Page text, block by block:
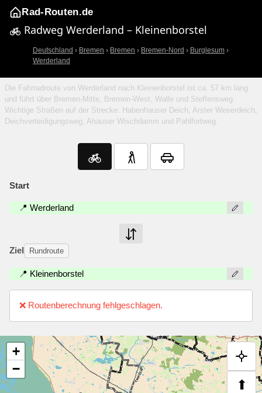
Rad-Routen.de
Radweg Werderland – Kleinenborstel
Deutschland › Bremen › Bremen › Bremen-Nord › Burglesum ›
Werderland
Die Fahrradroute von Werderland nach Kleinenborstel ist ca. 57 km lang
und führt über Bremen-Mitte, Bremen-West, Walle und Steffensweg.
Wichtige Straßen auf der Strecke: Habenhauser Deich, Arster Weserdeich,
Deichverteidigungsweg, Ahauser Wischdamm und Pahlfortweg.
Start
📍 Werderland
Ziel Rundroute
📍 Kleinenborstel
❌ Routenberechnung fehlgeschlagen.
⬆
+
−